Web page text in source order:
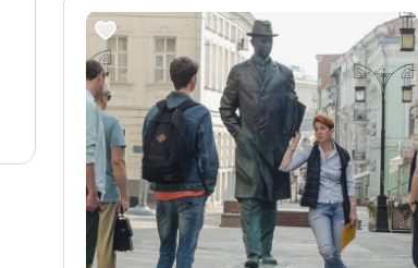
20
Никольская улица
Метро
Алмазный Фонд1